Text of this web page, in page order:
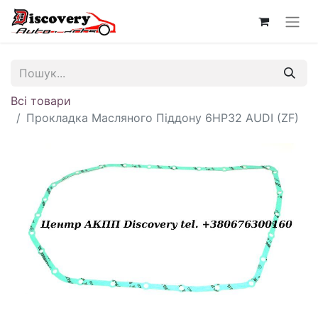
Всі товари
Прокладка Масляного Піддону 6HP32 AUDI (ZF)